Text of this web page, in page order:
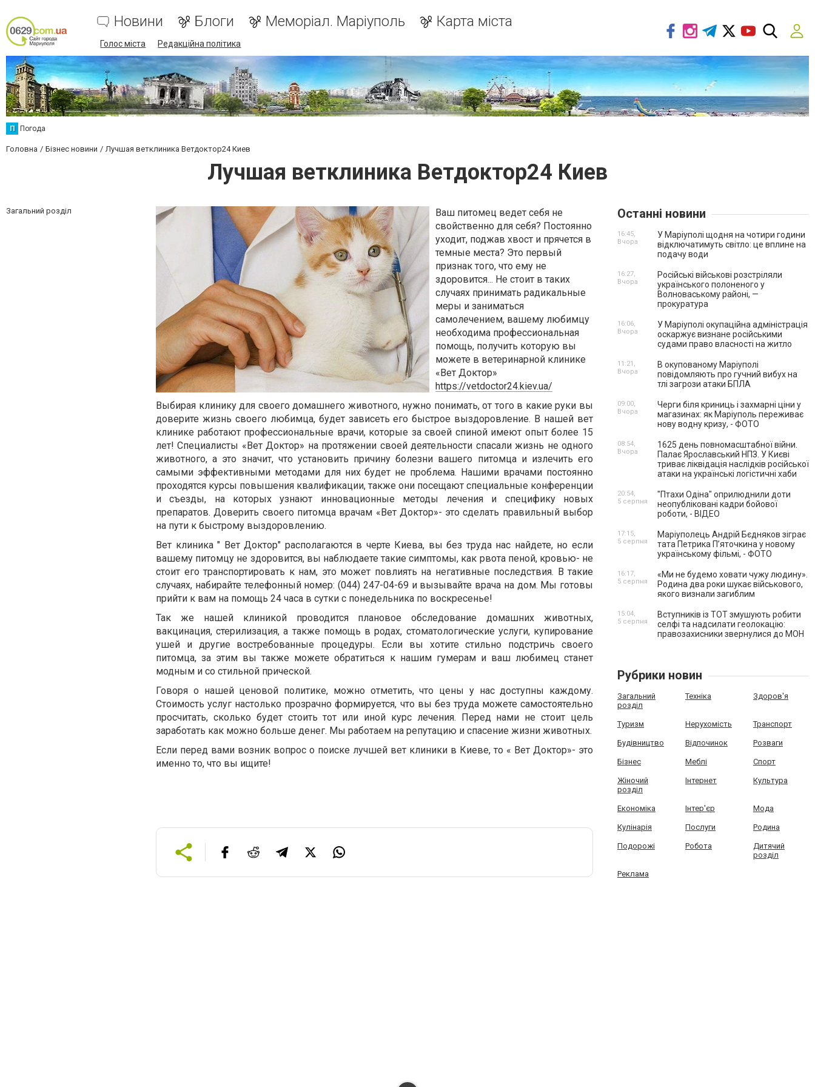
Новини Блоги Меморіал. Маріуполь Карта міста
Голос міста Редакційна політика
П Погода
Головна Бізнес новини Лучшая ветклиника Ветдоктор24 Киев
Лучшая ветклиника Ветдоктор24 Киев
Загальний розділ
Ваш питомец ведет себя не
свойственно для себя? Постоянно
уходит, поджав хвост и прячется в
темные места? Это первый
признак того, что ему не
здоровится... Не стоит в таких
случаях принимать радикальные
меры и заниматься
самолечением, вашему любимцу
необходима профессиональная
помощь, получить которую вы
можете в ветеринарной клинике
«Вет Доктор»
https://vetdoctor24.kiev.ua/
Выбирая клинику для своего домашнего животного, нужно понимать, от того в какие руки вы
доверите жизнь своего любимца, будет зависеть его быстрое выздоровление. В нашей вет
клинике работают профессиональные врачи, которые за своей спиной имеют опыт более 15
лет! Специалисты «Вет Доктор» на протяжении своей деятельности спасали жизнь не одного
животного, а это значит, что установить причину болезни вашего питомца и излечить его
самыми эффективными методами для них будет не проблема. Нашими врачами постоянно
проходятся курсы повышения квалификации, также они посещают специальные конференции
и съезды, на которых узнают инновационные методы лечения и специфику новых
препаратов. Доверить своего питомца врачам «Вет Доктор»- это сделать правильный выбор
на пути к быстрому выздоровлению.
Вет клиника " Вет Доктор" располагаются в черте Киева, вы без труда нас найдете, но если
вашему питомцу не здоровится, вы наблюдаете такие симптомы, как рвота пеной, кровью- не
стоит его транспортировать к нам, это может повлиять на негативные последствия. В такие
случаях, набирайте телефонный номер: (044) 247-04-69 и вызывайте врача на дом. Мы готовы
прийти к вам на помощь 24 часа в сутки с понедельника по воскресенье!
Так же нашей клиникой проводится плановое обследование домашних животных,
вакцинация, стерилизация, а также помощь в родах, стоматологические услуги, купирование
ушей и другие востребованные процедуры. Если вы хотите стильно подстричь своего
питомца, за этим вы также можете обратиться к нашим гумерам и ваш любимец станет
модным и со стильной прической.
Говоря о нашей ценовой политике, можно отметить, что цены у нас доступны каждому.
Стоимость услуг настолько прозрачно формируется, что вы без труда можете самостоятельно
просчитать, сколько будет стоить тот или иной курс лечения. Перед нами не стоит цель
заработать как можно больше денег. Мы работаем на репутацию и спасение жизни животных.
Если перед вами возник вопрос о поиске лучшей вет клиники в Киеве, то « Вет Доктор»- это
именно то, что вы ищите!
Останні новини
У Маріуполі щодня на чотири години
відключатимуть світло: це вплине на
подачу води
16:45,
Вчора
Російські військові розстріляли
українського полоненого у
Волноваському районі, —
прокуратура
16:27,
Вчора
У Маріуполі окупаційна адміністрація
оскаржує визнане російськими
судами право власності на житло
16:06,
Вчора
В окупованому Маріуполі
повідомляють про гучний вибух на
тлі загрози атаки БПЛА
11:21,
Вчора
Черги біля криниць і захмарні ціни у
магазинах: як Маріуполь переживає
нову водну кризу, - ФОТО
09:00,
Вчора
1625 день повномасштабної війни.
Палає Ярославський НПЗ. У Києві
триває ліквідація наслідків російської
атаки на українські логістичні хаби
08:54,
Вчора
"Птахи Одіна" оприлюднили доти
неопубліковані кадри бойової
роботи, - ВІДЕО
20:54,
5 серпня
Маріуполець Андрій Бєдняков зіграє
тата Петрика П’яточкина у новому
українському фільмі, - ФОТО
17:15,
5 серпня
«Ми не будемо ховати чужу людину».
Родина два роки шукає військового,
якого визнали загиблим
16:17,
5 серпня
Вступників із ТОТ змушують робити
селфі та надсилати геолокацію:
правозахисники звернулися до МОН
15:04,
5 серпня
Рубрики новин
Загальний
розділ
Техніка Здоров'я
Туризм Нерухомість Транспорт
Будівництво Відпочинок Розваги
Бізнес Меблі Спорт
Жіночий
розділ
Інтернет Культура
Економіка Інтер'єр Мода
Кулінарія Послуги Родина
Подорожі Робота
Дитячий
розділ
Реклама